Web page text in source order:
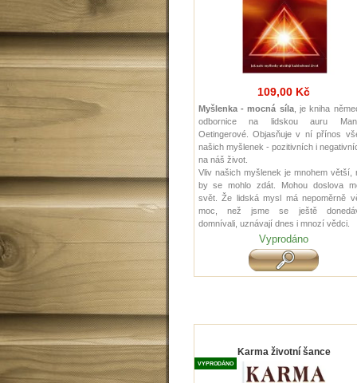
109,00 Kč
Myšlenka - mocná síla, je kniha
odbornice na lidskou auru
Oetingerové. Objasňuje v ní přínos
našich myšlenek - pozitivních i
na náš život.
Vliv našich myšlenek je mnohem větší,
by se mohlo zdát. Mohou doslova
svět. Že lidská mysl má nepoměrně
moc, než jsme se ještě
domnívali, uznávají dnes i mnozí vědci.
Vyprodáno
Karma životní šance
VYPRODÁNO